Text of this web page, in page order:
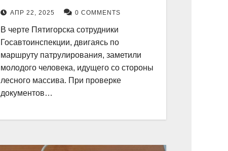
сбыть партию
синтетического
наркотика
АПР 22, 2025 0 COMMENTS
В черте Пятигорска сотрудники
Госавтоинспекции, двигаясь по
маршруту патрулирования, заметили
молодого человека, идущего со стороны
лесного массива. При проверке
документов…